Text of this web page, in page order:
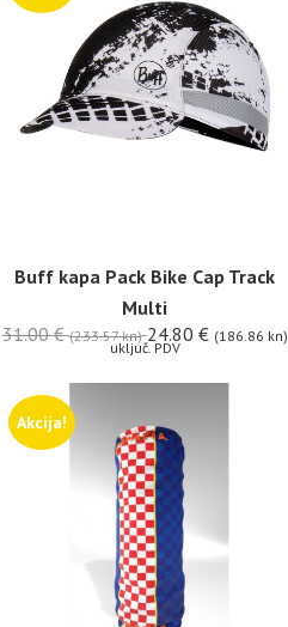
Buff kapa Pack Bike Cap Track
Multi
31.00€ (233.57 kn) 24.80 € (186.86 kn)
uključ. PDV
Akcija!